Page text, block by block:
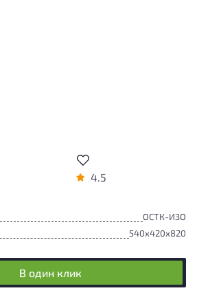
4.5
ОСТК-ИЗО
540x420x820
В один клик